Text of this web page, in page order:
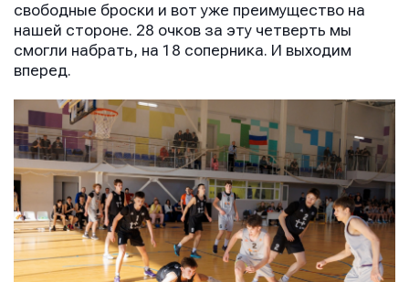
свободные броски и вот уже преимущество на
нашей стороне. 28 очков за эту четверть мы
смогли набрать, на 18 соперника. И выходим
вперед.